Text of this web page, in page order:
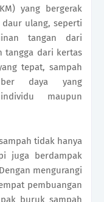
yang bergerak
ulang, seperti
tangan dari
tangga dari kertas
tepat, sampah
daya yang
maupun
tidak hanya
juga berdampak
mengurangi
pembuangan
buruk sampah